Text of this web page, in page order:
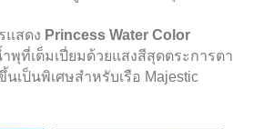
แสดง Princess Water Color
พุที่เต็มเปี่ยมด้วยแสงสีสุดตระการตา
เป็นพิเศษสำหรับเรือ Majestic